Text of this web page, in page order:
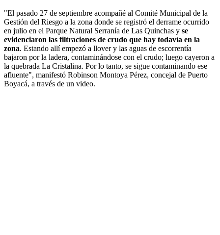
"El pasado 27 de septiembre acompañé al Comité Municipal de la
Gestión del Riesgo a la zona donde se registró el derrame ocurrido
en julio en el Parque Natural Serranía de Las Quinchas y se
evidenciaron las filtraciones de crudo que hay todavía en la
zona. Estando allí empezó a llover y las aguas de escorrentía
bajaron por la ladera, contaminándose con el crudo; luego cayeron a
la quebrada La Cristalina. Por lo tanto, se sigue contaminando ese
afluente", manifestó Robinson Montoya Pérez, concejal de Puerto
Boyacá, a través de un video.